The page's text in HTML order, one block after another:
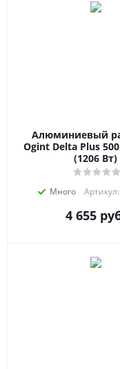
Алюминиевый
Ogint Delta Plus
(1206 Вт)
Много
4 655